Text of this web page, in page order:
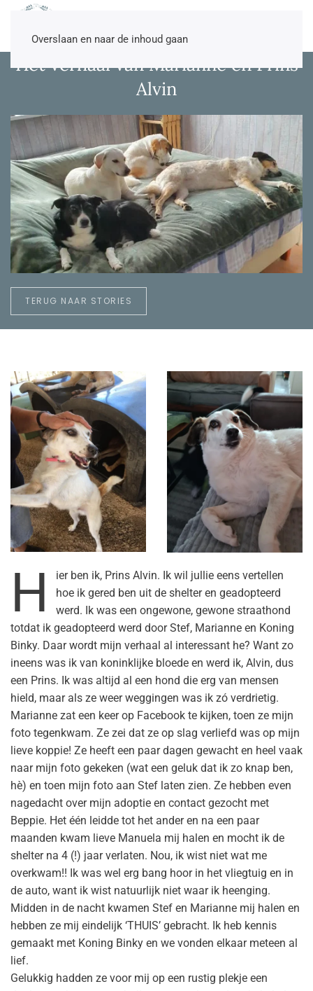
Overslaan en naar de inhoud gaan
Het verhaal van Marianne en Prins
Alvin
TERUG NAAR STORIES
H
ier ben ik, Prins Alvin. Ik wil jullie eens vertellen
hoe ik gered ben uit de shelter en geadopteerd
werd. Ik was een ongewone, gewone straathond
totdat ik geadopteerd werd door Stef, Marianne en Koning
Binky. Daar wordt mijn verhaal al interessant he? Want zo
ineens was ik van koninklijke bloede en werd ik, Alvin, dus
een Prins. Ik was altijd al een hond die erg van mensen
hield, maar als ze weer weggingen was ik zó verdrietig.
Marianne zat een keer op Facebook te kijken, toen ze mijn
foto tegenkwam. Ze zei dat ze op slag verliefd was op mijn
lieve koppie! Ze heeft een paar dagen gewacht en heel vaak
naar mijn foto gekeken (wat een geluk dat ik zo knap ben,
hè) en toen mijn foto aan Stef laten zien. Ze hebben even
nagedacht over mijn adoptie en contact gezocht met
Beppie. Het één leidde tot het ander en na een paar
maanden kwam lieve Manuela mij halen en mocht ik de
shelter na 4 (!) jaar verlaten. Nou, ik wist niet wat me
overkwam!! Ik was wel erg bang hoor in het vliegtuig en in
de auto, want ik wist natuurlijk niet waar ik heenging.
Midden in de nacht kwamen Stef en Marianne mij halen en
hebben ze mij eindelijk ‘THUIS’ gebracht. Ik heb kennis
gemaakt met Koning Binky en we vonden elkaar meteen al
lief.
Gelukkig hadden ze voor mij op een rustig plekje een